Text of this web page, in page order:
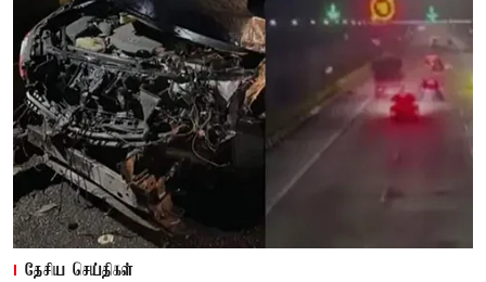
தேசிய செய்திகள்